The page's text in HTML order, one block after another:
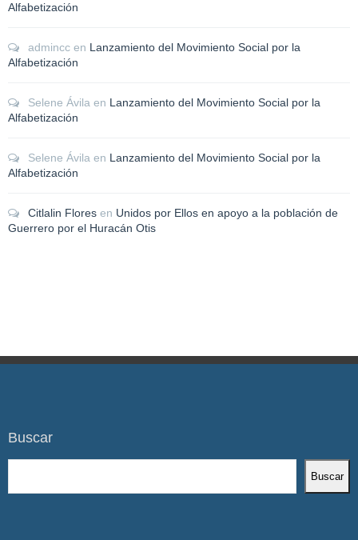
Alfabetización
admincc en Lanzamiento del Movimiento Social por la
Alfabetización
Selene Ávila en Lanzamiento del Movimiento Social por la
Alfabetización
Selene Ávila en Lanzamiento del Movimiento Social por la
Alfabetización
Citlalin Flores en Unidos por Ellos en apoyo a la población de
Guerrero por el Huracán Otis
Buscar
Buscar